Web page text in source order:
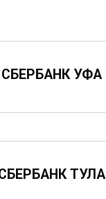
СБЕРБАНК УФА
ТУЛА